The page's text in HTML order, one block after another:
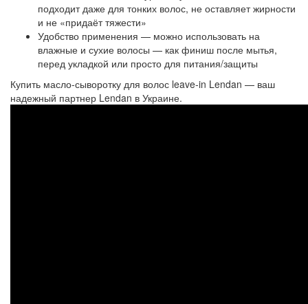
подходит даже для тонких волос, не оставляет жирности
и не «придаёт тяжести»
Удобство применения — можно использовать на
влажные и сухие волосы — как финиш после мытья,
перед укладкой или просто для питания/защиты
Купить масло‑сыворотку для волос leave‑in Lendan — ваш
надежный партнер Lendan в Украине.